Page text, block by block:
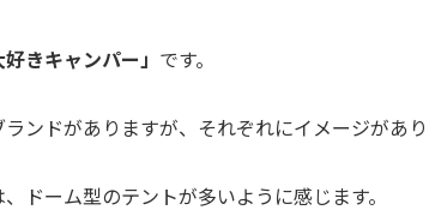
きキャンパー」 です。
ンドがありますが、それぞれにイメージがあり
ドーム型のテントが多いように感じます。